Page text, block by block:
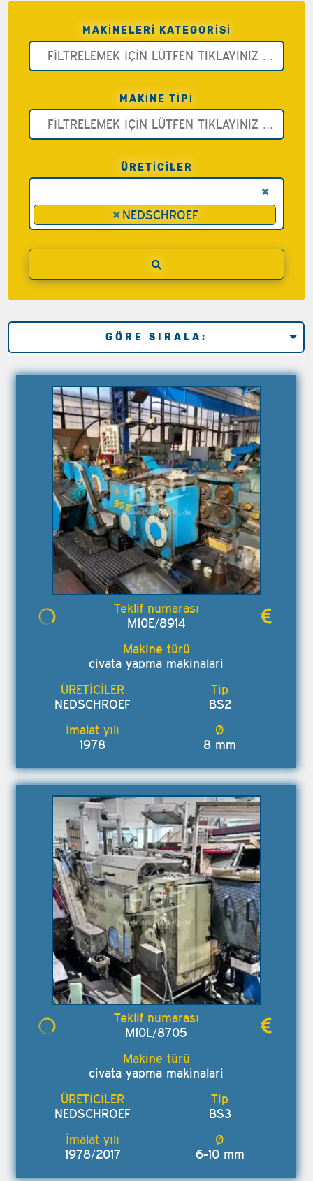
MAKINELERI KATEGORISI
MAKINE TIPI
ÜRETİCİLER
×
×NEDSCHROEF
M10E/8914
civata yapma makinalari
NEDSCHROEF BS2
1978 8 mm
M10L/8705
civata yapma makinalari
NEDSCHROEF BS3
1978/2017 6-10 mm